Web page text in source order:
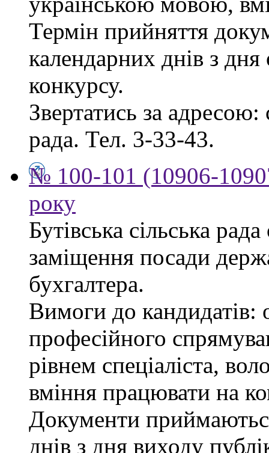
Термін прийняття
календарних днів з
конкурсу.
Звертатись за
рада. Тел. 3-33-43.
№ 100-101 (10906-
року
Бутівська сільська
заміщення посади
бухгалтера.
Вимоги до кандидатів:
професійного
рівнем спеціаліста,
вміння працювати на
Документи
днів з дня виходу